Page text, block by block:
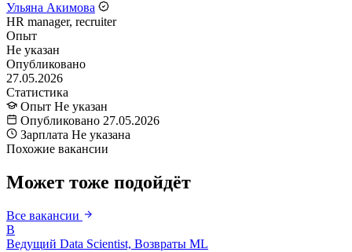
Ульяна Акимова
HR manager, recruiter
Опыт
Не указан
Опубликовано
27.05.2026
Статистика
Опыт Не указан
Опубликовано 27.05.2026
Зарплата Не указана
Похожие вакансии
Может тоже подойдёт
Все вакансии
В
Ведущий Data Scientist, Возвраты ML